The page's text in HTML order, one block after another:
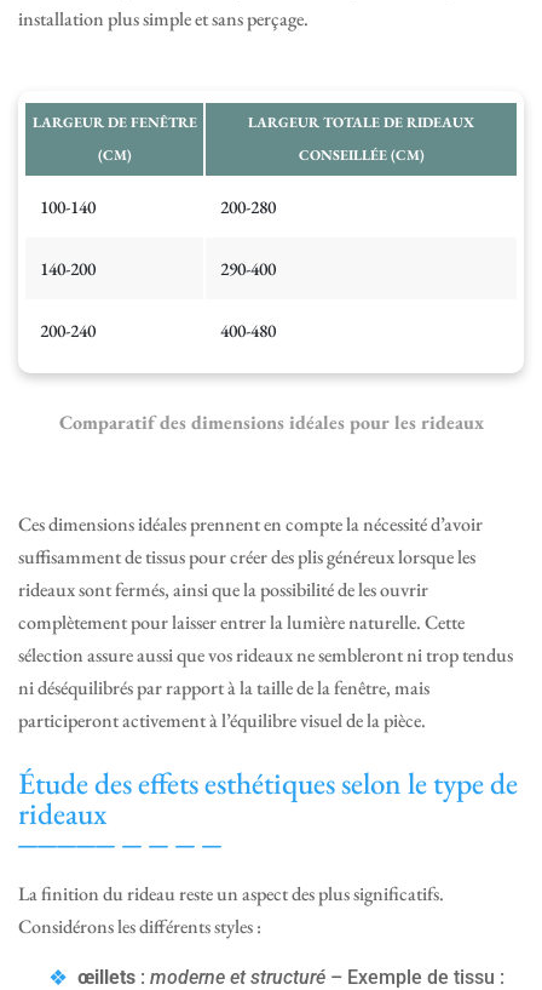
installation plus simple et sans perçage.
Comparatif des dimensions idéales pour les rideaux
LARGEUR DE FENÊTRE
(CM)
LARGEUR TOTALE DE RIDEAUX
CONSEILLÉE (CM)
100-140 200-280
140-200 290-400
200-240 400-480
Ces dimensions idéales prennent en compte la nécessité d’avoir
suffisamment de tissus pour créer des plis généreux lorsque les
rideaux sont fermés, ainsi que la possibilité de les ouvrir
complètement pour laisser entrer la lumière naturelle. Cette
sélection assure aussi que vos rideaux ne sembleront ni trop tendus
ni déséquilibrés par rapport à la taille de la fenêtre, mais
participeront activement à l’équilibre visuel de la pièce.
Étude des effets esthétiques selon le type de
rideaux
La finition du rideau reste un aspect des plus significatifs.
Considérons les différents styles :
œillets : moderne et structuré – Exemple de tissu :